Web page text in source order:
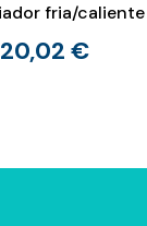
fria/caliente
€